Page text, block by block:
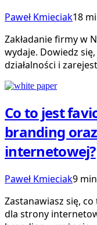
Paweł Kmieciak18
Zakładanie firmy w
wydaje. Dowiedz
działalności i
Co to jest
branding
internetowej?
Paweł Kmieciak9
Zastanawiasz się,
dla strony